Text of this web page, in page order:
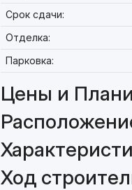
Срок сдачи:
Отделка:
Парковка:
Цены и
Ход